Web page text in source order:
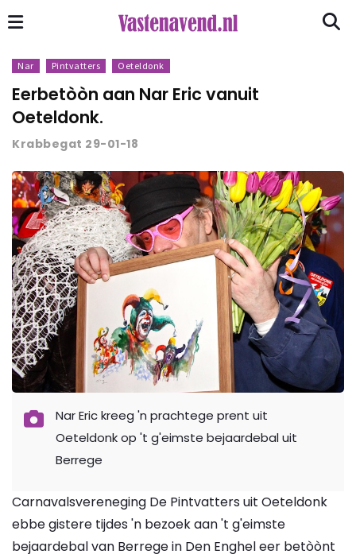
Nar Pintvatters Oeteldonk
Eerbetòòn aan Nar Eric vanuit
Oeteldonk.
Krabbegat 29-01-18
Nar Eric kreeg 'n prachtege prent uit
Oeteldonk op 't g'eimste bejaardebal uit
Berrege
Carnavalsvereneging De Pintvatters uit Oeteldonk
ebbe gistere tijdes 'n bezoek aan 't g'eimste
bejaardebal van Berrege in Den Enghel eer betòònt